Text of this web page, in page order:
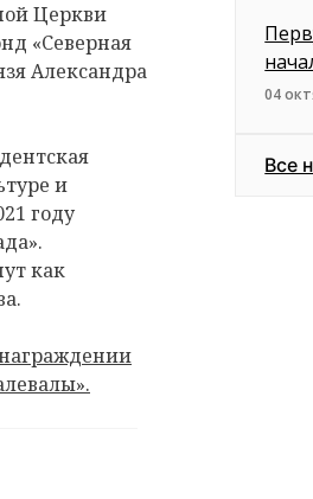
Церкви
«Северная
Александра
и
году
как
04
Все